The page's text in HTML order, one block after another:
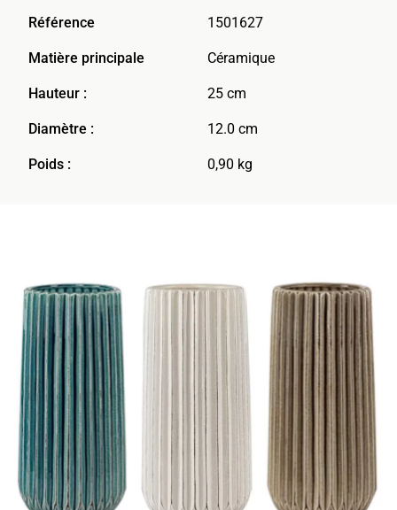
Référence 1501627
Matière principale Céramique
Hauteur : 25 cm
Diamètre : 12.0 cm
Poids : 0,90 kg